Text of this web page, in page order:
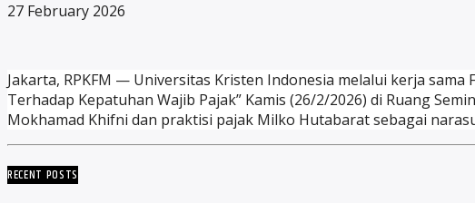
27 February 2026
Jakarta, RPKFM — Universitas Kristen Indonesia melalui kerja
Terhadap Kepatuhan Wajib Pajak” Kamis (26/2/2026) di Ruang
Mokhamad Khifni dan praktisi pajak Milko Hutabarat sebagai
RECENT POSTS